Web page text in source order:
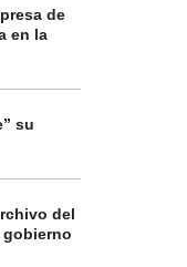
de
en la
su
del